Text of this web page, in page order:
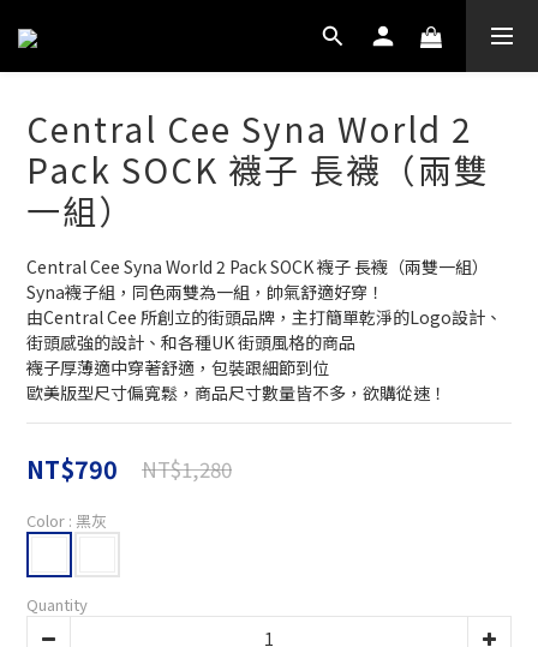
Central Cee Syna World 2
Pack SOCK 襪子 長襪（兩雙
一組）
Central Cee Syna World 2 Pack SOCK 襪子 長襪（兩雙一組）
Syna襪子組，同色兩雙為一組，帥氣舒適好穿！
由Central Cee 所創立的街頭品牌，主打簡單乾淨的Logo設計、
街頭感強的設計、和各種UK 街頭風格的商品
襪子厚薄適中穿著舒適，包裝跟細節到位
歐美版型尺寸偏寬鬆，商品尺寸數量皆不多，欲購從速！
NT$790 NT$1,280
Color : 黑灰
Quantity